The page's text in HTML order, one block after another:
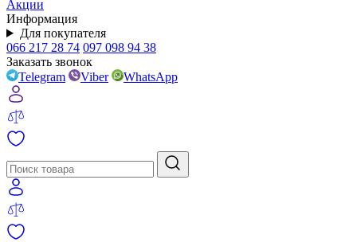
Акции
Информация
Для покупателя
066 217 28 74 097 098 94 38
Заказать звонок
Telegram
Viber WhatsApp